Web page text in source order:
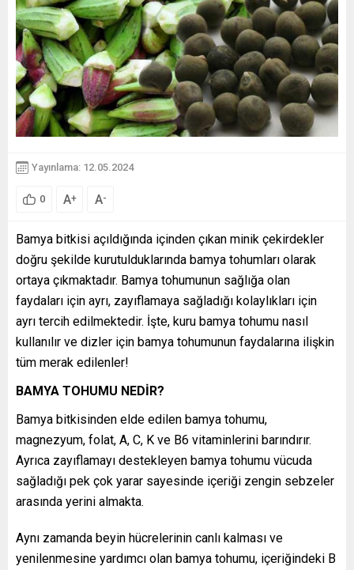
Yayınlama: 12.05.2024
0 A+ A-
Bamya bitkisi açıldığında içinden çıkan minik çekirdekler
doğru şekilde kurutulduklarında bamya tohumları olarak
ortaya çıkmaktadır. Bamya tohumunun sağlığa olan
faydaları için ayrı, zayıflamaya sağladığı kolaylıkları için
ayrı tercih edilmektedir. İşte, kuru bamya tohumu nasıl
kullanılır ve dizler için bamya tohumunun faydalarına ilişkin
tüm merak edilenler!
BAMYA TOHUMU NEDİR?
Bamya bitkisinden elde edilen bamya tohumu,
magnezyum, folat, A, C, K ve B6 vitaminlerini barındırır.
Ayrıca zayıflamayı destekleyen bamya tohumu vücuda
sağladığı pek çok yarar sayesinde içeriği zengin sebzeler
arasında yerini almakta.
Aynı zamanda beyin hücrelerinin canlı kalması ve
yenilenmesine yardımcı olan bamya tohumu, içeriğindeki B